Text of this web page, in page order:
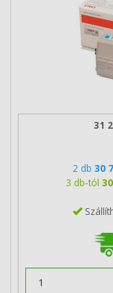
31
2 db 30
3 db-tól